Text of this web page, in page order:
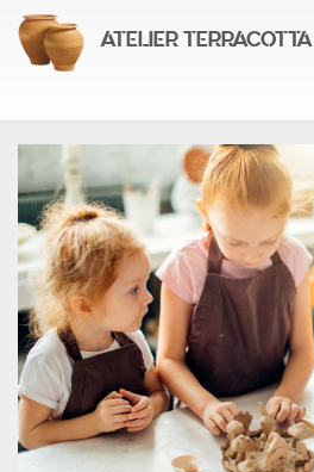
ATELIER TERRACOTTA